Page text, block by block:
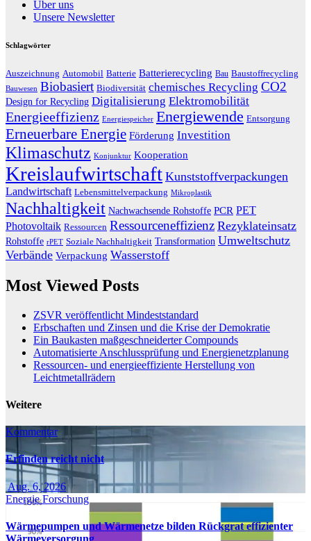
Über uns
Unsere Newsletter
Schlagwörter
Auszeichnung Automobil Batterie Batterierecycling Bau Baustoffrecycling
Bauwesen Biobasiert Biodiversität chemisches Recycling CO2
Design for Recycling Digitalisierung Elektromobilität
Energieeffizienz Energiespeicher Energiewende Entsorgung
Erneuerbare Energie Förderung Investition
Klimaschutz Konjunktur Kooperation
Kreislaufwirtschaft Kunststoffverpackungen
Landwirtschaft Lebensmittelverpackung Mikroplastik
Nachhaltigkeit Nachwachsende Rohstoffe PCR PET
Photovoltaik Ressourcen Ressourceneffizienz Rezyklateinsatz
Rohstoffe rPET Soziale Nachhaltigkeit Transformation Umweltschutz
Verbände Verpackung Wasserstoff
Most Viewed Posts
ZSVR veröffentlicht Mindeststandard
Erbschaften und Zinsen und die Krise der Demokratie
Ein Baukasten maßgeschneiderter Compounds
Automatisierte Anschlussprüfung und Energienetzplanung
Ressourcen- und energieeffiziente Herstellung von
Leichtmetallrädern
Weitere
Kommentar
Erfinden reicht nicht
Aug. 6, 2026
EnergieForschung
Wärmepumpen und Wärmenetze bilden Rückgrat effizienter
Wärmeversorgung